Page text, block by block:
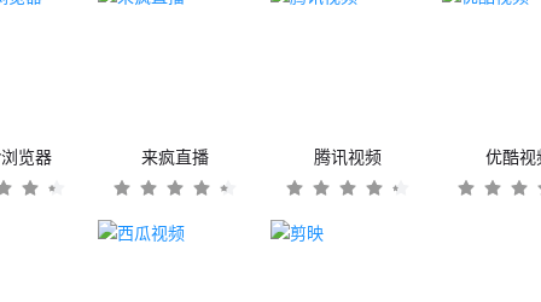
览器 来疯直播 腾讯视频 优酷视